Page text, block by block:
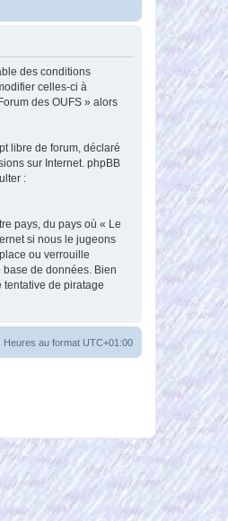
des conditions
celles-ci à
des OUFS » alors
libre de forum, déclaré
sur Internet. phpBB
:
pays, du pays où « Le
si nous le jugeons
ou verrouille
de données. Bien
tentative de piratage
Heures au format UTC+01:00